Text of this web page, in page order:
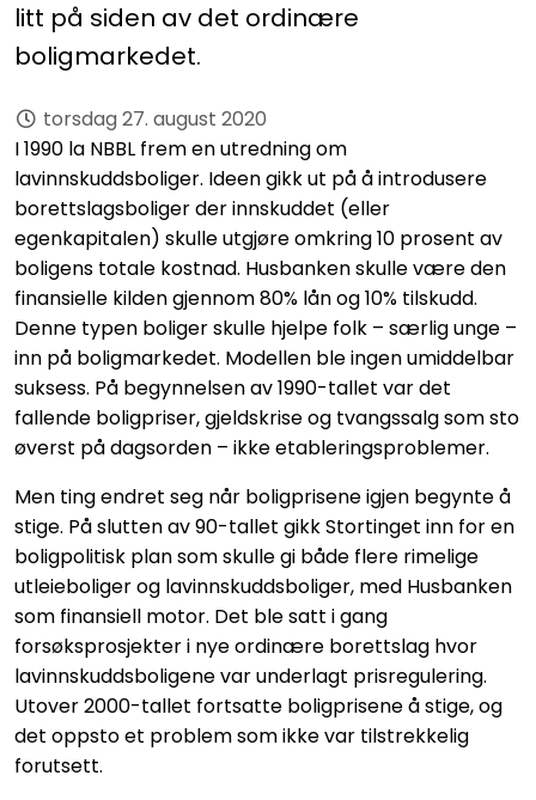
litt på siden av det ordinære
boligmarkedet.
torsdag 27. august 2020
I 1990 la NBBL frem en utredning om
lavinnskuddsboliger. Ideen gikk ut på å introdusere
borettslagsboliger der innskuddet (eller
egenkapitalen) skulle utgjøre omkring 10 prosent av
boligens totale kostnad. Husbanken skulle være den
finansielle kilden gjennom 80% lån og 10% tilskudd.
Denne typen boliger skulle hjelpe folk – særlig unge –
inn på boligmarkedet. Modellen ble ingen umiddelbar
suksess. På begynnelsen av 1990-tallet var det
fallende boligpriser, gjeldskrise og tvangssalg som sto
øverst på dagsorden – ikke etableringsproblemer.
Men ting endret seg når boligprisene igjen begynte å
stige. På slutten av 90-tallet gikk Stortinget inn for en
boligpolitisk plan som skulle gi både flere rimelige
utleieboliger og lavinnskuddsboliger, med Husbanken
som finansiell motor. Det ble satt i gang
forsøksprosjekter i nye ordinære borettslag hvor
lavinnskuddsboligene var underlagt prisregulering.
Utover 2000-tallet fortsatte boligprisene å stige, og
det oppsto et problem som ikke var tilstrekkelig
forutsett.